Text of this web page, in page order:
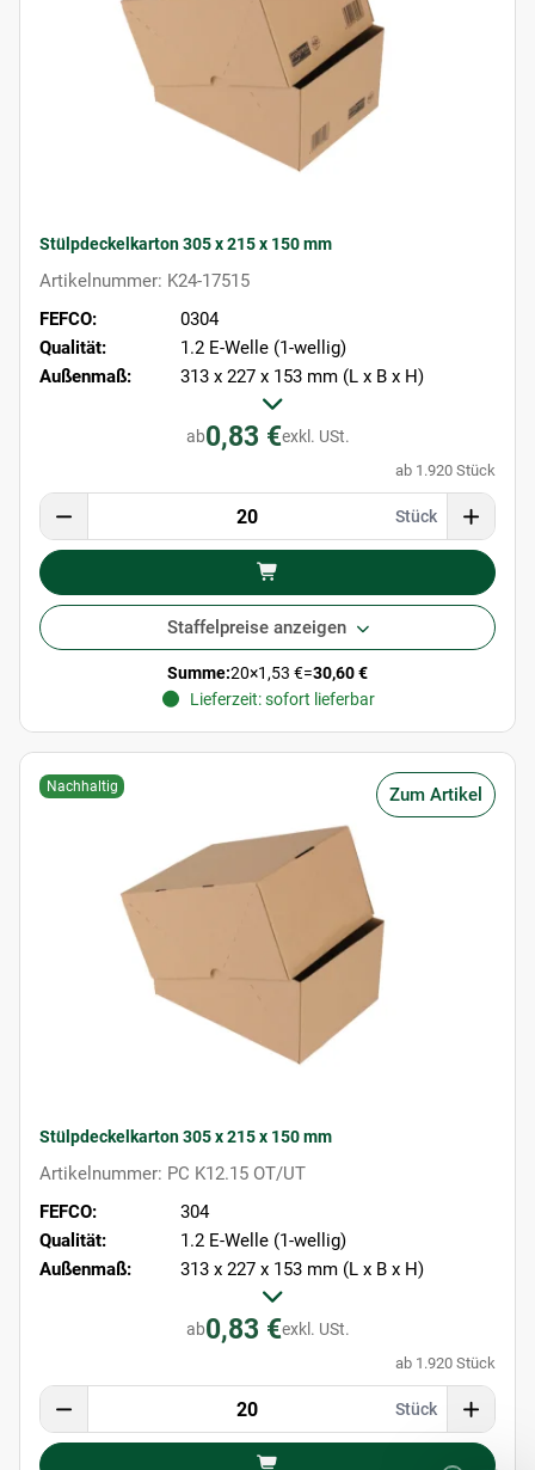
Stülpdeckelkarton 305 x 215 x 150 mm
Artikelnummer: K24-17515
FEFCO:
0304
Qualität:
1.2 E-Welle (1-wellig)
Außenmaß:
313 x 227 x 153 mm (L x B x H)
ab0,83 €exkl. USt.
ab 1.920 Stück
Stück
Staffelpreise anzeigen
Summe:20×1,53 €=30,60 €
Lieferzeit: sofort lieferbar
Zum Artikel
Nachhaltig
Stülpdeckelkarton 305 x 215 x 150 mm
Artikelnummer: PC K12.15 OT/UT
FEFCO:
304
Qualität:
1.2 E-Welle (1-wellig)
Außenmaß:
313 x 227 x 153 mm (L x B x H)
ab0,83 €exkl. USt.
ab 1.920 Stück
Stück